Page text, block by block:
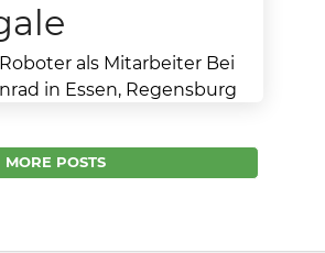
als Mitarbeiter Bei
in Essen, Regensburg
Paul die...
MORE POSTS